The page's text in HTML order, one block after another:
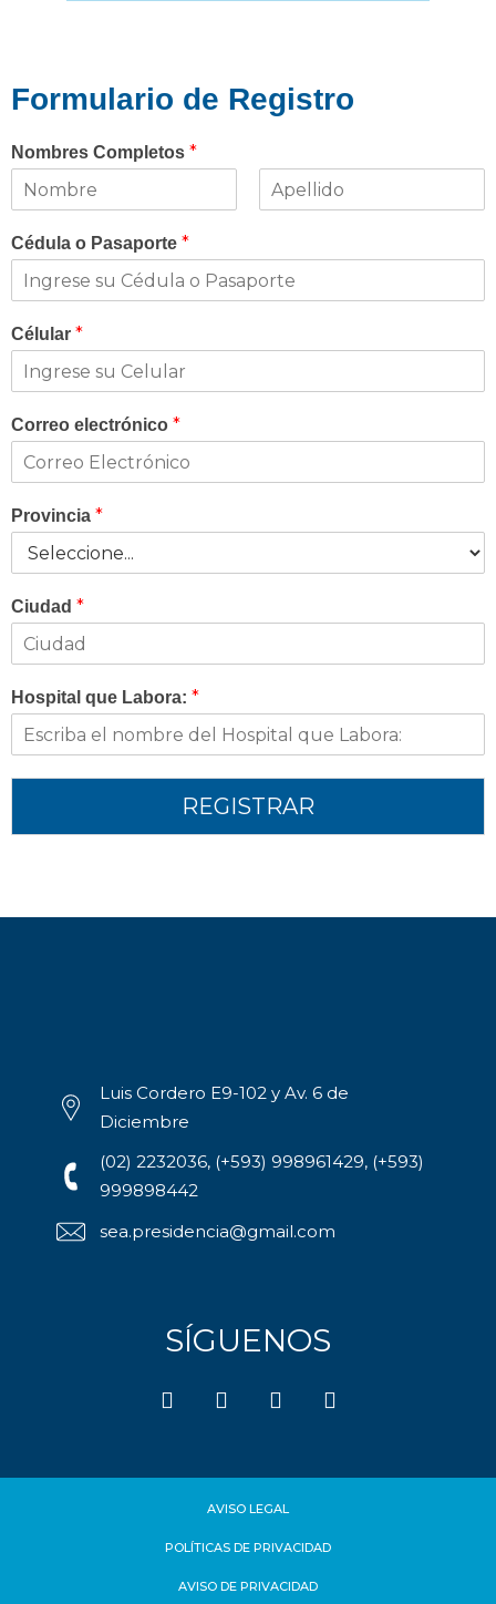
Formulario de Registro
Nombres Completos *
Cédula o Pasaporte *
Célular *
Correo electrónico *
Provincia *
Ciudad *
Hospital que Labora: *
REGISTRAR
Luis Cordero E9-102 y Av. 6 de
Diciembre
(02) 2232036, (+593) 998961429, (+593)
999898442
sea.presidencia@gmail.com
SÍGUENOS
AVISO LEGAL
POLÍTICAS DE PRIVACIDAD
AVISO DE PRIVACIDAD